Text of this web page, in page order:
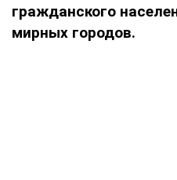
гражданского
мирных городов.